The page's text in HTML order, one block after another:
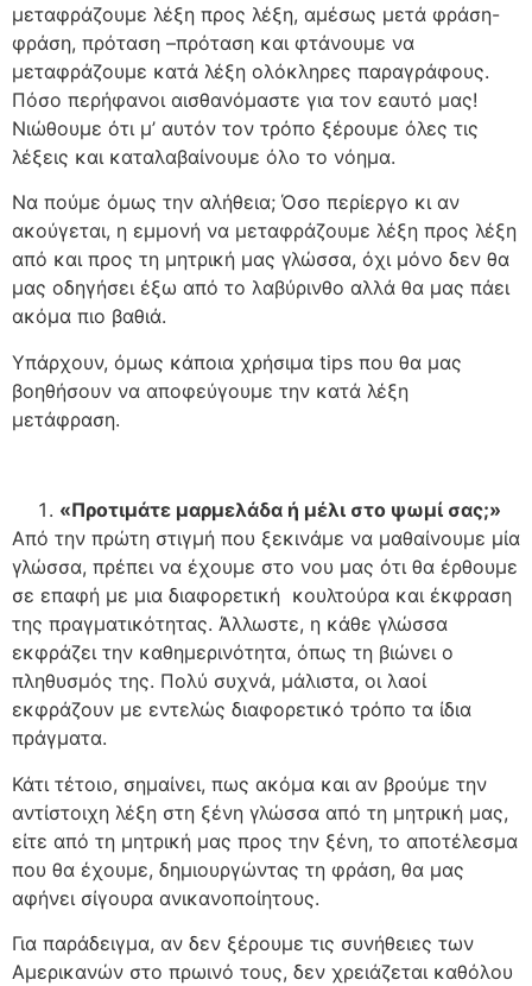
μεταφράζουμε λέξη προς λέξη, αμέσως μετά φράση-
φράση, πρόταση –πρόταση και φτάνουμε να
μεταφράζουμε κατά λέξη ολόκληρες παραγράφους.
Πόσο περήφανοι αισθανόμαστε για τον εαυτό μας!
Νιώθουμε ότι μ’ αυτόν τον τρόπο ξέρουμε όλες τις
λέξεις και καταλαβαίνουμε όλο το νόημα.
Να πούμε όμως την αλήθεια; Όσο περίεργο κι αν
ακούγεται, η εμμονή να μεταφράζουμε λέξη προς λέξη
από και προς τη μητρική μας γλώσσα, όχι μόνο δεν θα
μας οδηγήσει έξω από το λαβύρινθο αλλά θα μας πάει
ακόμα πιο βαθιά.
Υπάρχουν, όμως κάποια χρήσιμα tips που θα μας
βοηθήσουν να αποφεύγουμε την κατά λέξη
μετάφραση.
«Προτιμάτε μαρμελάδα ή μέλι στο ψωμί σας;»
Από την πρώτη στιγμή που ξεκινάμε να μαθαίνουμε μία
γλώσσα, πρέπει να έχουμε στο νου μας ότι θα έρθουμε
σε επαφή με μια διαφορετική κουλτούρα και έκφραση
της πραγματικότητας. Άλλωστε, η κάθε γλώσσα
εκφράζει την καθημερινότητα, όπως τη βιώνει ο
πληθυσμός της. Πολύ συχνά, μάλιστα, οι λαοί
εκφράζουν με εντελώς διαφορετικό τρόπο τα ίδια
πράγματα.
Κάτι τέτοιο, σημαίνει, πως ακόμα και αν βρούμε την
αντίστοιχη λέξη στη ξένη γλώσσα από τη μητρική μας,
είτε από τη μητρική μας προς την ξένη, το αποτέλεσμα
που θα έχουμε, δημιουργώντας τη φράση, θα μας
αφήνει σίγουρα ανικανοποίητους.
Για παράδειγμα, αν δεν ξέρουμε τις συνήθειες των
Αμερικανών στο πρωινό τους, δεν χρειάζεται καθόλου